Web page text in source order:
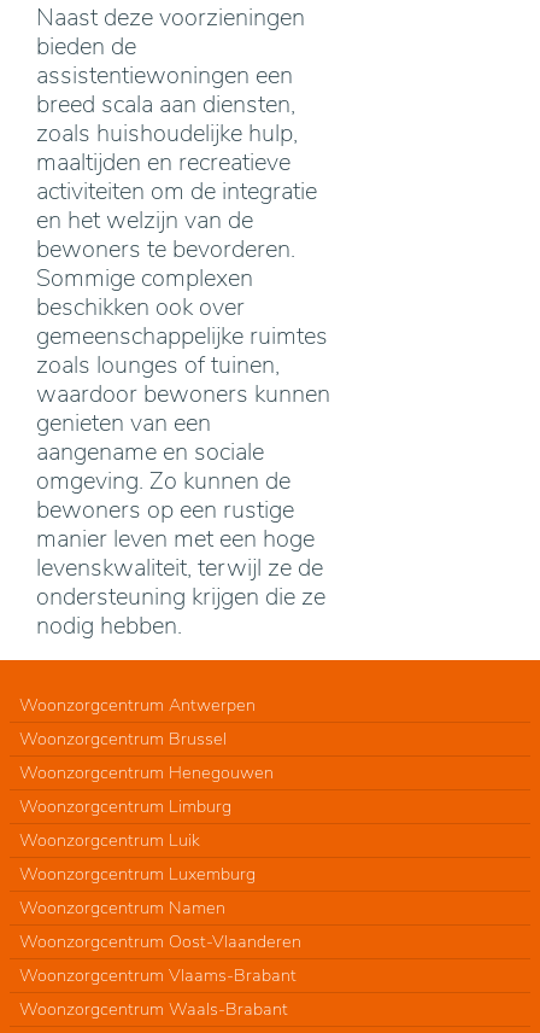
Naast deze voorzieningen
bieden de
assistentiewoningen een
breed scala aan diensten,
zoals huishoudelijke hulp,
maaltijden en recreatieve
activiteiten om de integratie
en het welzijn van de
bewoners te bevorderen.
Sommige complexen
beschikken ook over
gemeenschappelijke ruimtes
zoals lounges of tuinen,
waardoor bewoners kunnen
genieten van een
aangename en sociale
omgeving. Zo kunnen de
bewoners op een rustige
manier leven met een hoge
levenskwaliteit, terwijl ze de
ondersteuning krijgen die ze
nodig hebben.
Woonzorgcentrum Antwerpen
Woonzorgcentrum Brussel
Woonzorgcentrum Henegouwen
Woonzorgcentrum Limburg
Woonzorgcentrum Luik
Woonzorgcentrum Luxemburg
Woonzorgcentrum Namen
Woonzorgcentrum Oost-Vlaanderen
Woonzorgcentrum Vlaams-Brabant
Woonzorgcentrum Waals-Brabant